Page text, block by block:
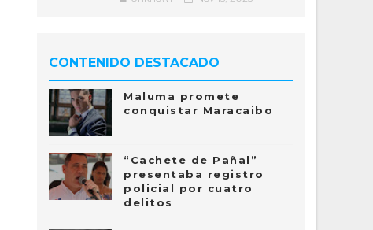
CONTENIDO DESTACADO
Maluma promete
conquistar Maracaibo
“Cachete de Pañal”
presentaba registro
policial por cuatro
delitos